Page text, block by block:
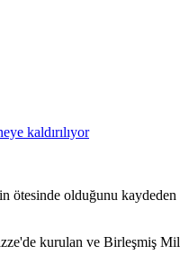
ötesinde olduğunu
kurulan ve Birleşmiş